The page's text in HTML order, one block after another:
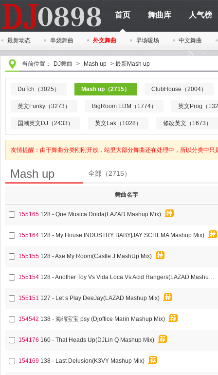
首页 舞曲库 人气榜
最新动态 串烧舞曲 外文舞曲 早场暖场 中文舞曲
当前位置： DJ舞曲 > Mash up > 最新Mash up
DuTch（3025） Mash up（2715） ClubHouse（2004）
英文Funky（3273） BigRoom EDM（1774） 英文Prog（
国潮英文DJ（2433） 英文Lak（1028） 修改英文（1673）
友情提醒：由于舞曲分类刚刚开放，站里大部分舞曲还在处理中，所以分类中只
Mash up 全部（2715）
舞曲名字
155165 128 - Que Musica Doida(LAZAD Mashup Mix)
155164 128 - My House INDUSTRY BABY[JAY SCHEMA Mashup Mix)
155155 128 - Axe My Room(Castle J MashUp Mix)
155154 128 - Another Toy Vs Vida Loca Vs Acid Rangers(LAZAD Mashup Mix)
155151 127 - Let s Play DeeJay(LAZAD Mashup Mix)
154542 138 - 海绵宝宝 psy (Djoffice Marin Mashup Mix)
154176 160 - That Heads Up(DJLin Q Mashup Mix)
154169 138 - Last Delusion(K3VY Mashup Mix)